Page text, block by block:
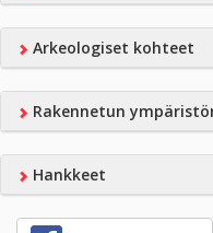
Arkeologiset kohteet
Rakennetun
Hankkeet